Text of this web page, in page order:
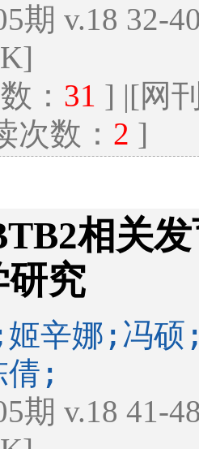
期 v.18 32-
： 31 ] |[网
次数： 2 ]
相关
研究
姬辛娜;冯
倩;
期 v.18 41-